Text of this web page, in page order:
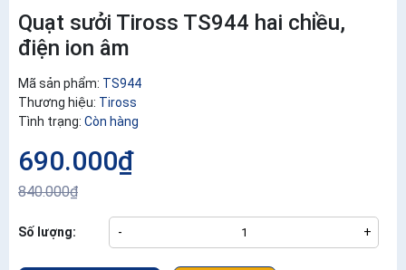
Quạt sưởi Tiross TS944 hai chiều,
điện ion âm
Mã sản phẩm: TS944
Thương hiệu: Tiross
Tình trạng: Còn hàng
690.000₫
840.000₫
Số lượng: - +